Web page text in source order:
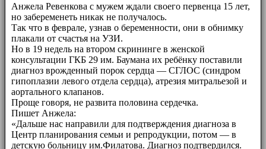
Анжела Ревенкова с мужем ждали своего первенца 15 лет,
но забеременеть никак не получалось.
Так что в феврале, узнав о беременности, они в обнимку
плакали от счастья на УЗИ.
Но в 19 недель на втором скрининге в женской
консультации ГКБ 29 им. Баумана их ребёнку поставили
диагноз врожденный порок сердца — СГЛОС (синдром
гипоплазии левого отдела сердца), атрезия митральезой и
аортального клапанов.
Проще говоря, не развита половина сердечка.
Пишет Анжела:
«Дальше нас направили для подтверждения диагноза в
Центр планирования семьи и репродукции, потом — в
детскую больницу им.Филатова. Диагноз подтвердился.